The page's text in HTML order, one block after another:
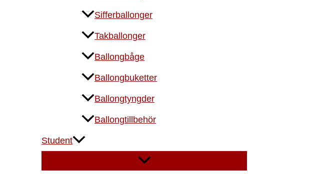
Sifferballonger
Takballonger
Ballongbåge
Ballongbuketter
Ballongtyngder
Ballongtillbehör
Student